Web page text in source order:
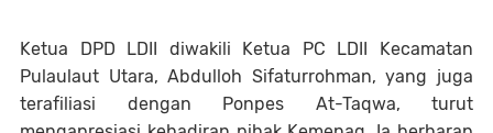
Ketua DPD LDII diwakili Ketua PC LDII Kecamatan
Pulaulaut Utara, Abdulloh Sifaturrohman, yang juga
terafiliasi dengan Ponpes At-Taqwa, turut